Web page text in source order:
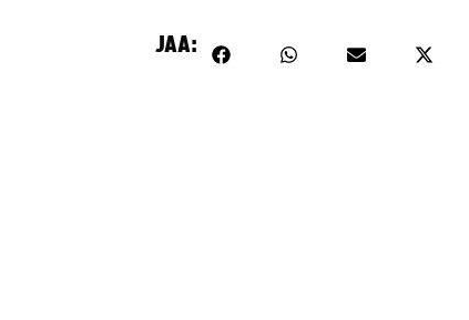
JAA: